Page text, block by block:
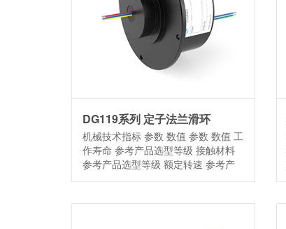
DG119系列 定子法兰滑环
机械技术指标 参数 数值 参数 数值 工
作寿命 参考产品选型等级 接触材料
参考产品选型等级 额定转速 参考产
[…]